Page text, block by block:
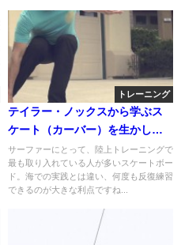
トレーニング
テイラー・ノックスから学ぶス
ケート（カーバー）を生かした
体勢作り
サーファーにとって、陸上トレーニングで
最も取り入れている人が多いスケートボー
ド。海での実践とは違い、何度も反復練習
できるのが大きな利点ですね...